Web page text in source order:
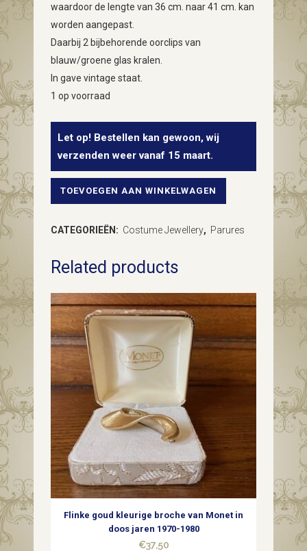
waardoor de lengte van 36 cm. naar 41 cm. kan
worden aangepast.
Daarbij 2 bijbehorende oorclips van
blauw/groene glas kralen.
In gave vintage staat.
1 op voorraad
Let op! Bestellen kan gewoon, wij
verzenden weer vanaf 15 maart.
Beeldschone
cocktailset
van
blauwe
glaskralen
quantity
TOEVOEGEN AAN WINKELWAGEN
CATEGORIEËN: Costume Jewellery, Parures
Related products
Flinke goud kleurige broche van Monet in
doos jaren 1970-1980
€37,50